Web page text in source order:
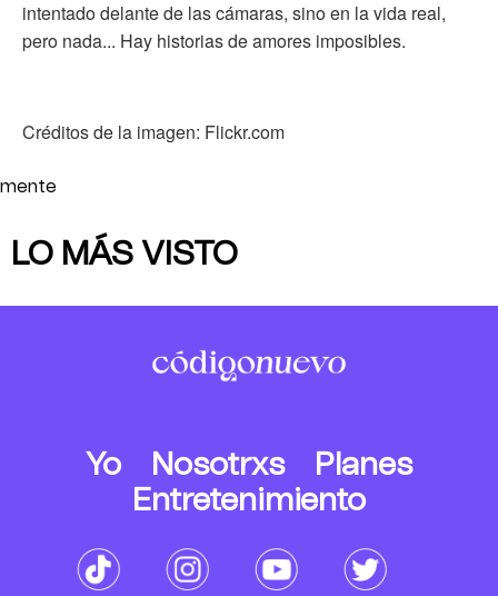
intentado delante de las cámaras, sino en la vida real,
pero nada... Hay historias de amores imposibles.
Créditos de la imagen: Flickr.com
mente
LO MÁS VISTO
Yo Nosotrxs
Planes
Entretenimiento